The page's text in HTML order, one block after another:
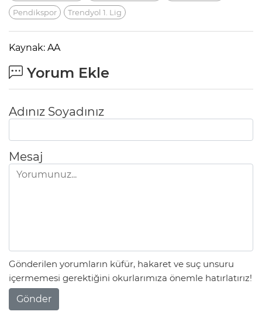
Pendikspor
Trendyol 1. Lig
Kaynak: AA
Yorum Ekle
Adınız Soyadınız
Mesaj
Gönderilen yorumların küfür, hakaret ve suç unsuru
içermemesi gerektiğini okurlarımıza önemle hatırlatırız!
Gönder